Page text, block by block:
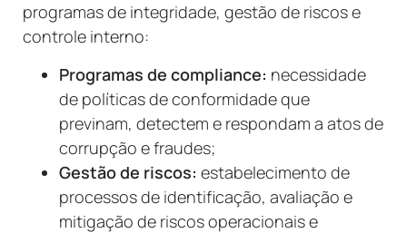
programas de integridade, gestão de riscos e
controle interno:
Programas de compliance: necessidade
de políticas de conformidade que
previnam, detectem e respondam a atos de
corrupção e fraudes;
Gestão de riscos: estabelecimento de
processos de identificação, avaliação e
mitigação de riscos operacionais e